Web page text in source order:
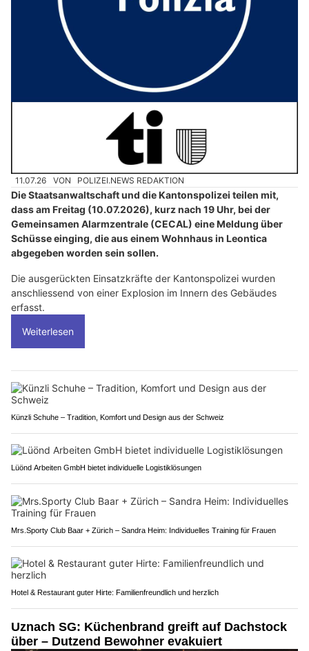
11.07.26 VON POLIZEI.NEWS REDAKTION
Die Staatsanwaltschaft und die Kantonspolizei teilen mit,
dass am Freitag (10.07.2026), kurz nach 19 Uhr, bei der
Gemeinsamen Alarmzentrale (CECAL) eine Meldung über
Schüsse einging, die aus einem Wohnhaus in Leontica
abgegeben worden sein sollen.
Die ausgerückten Einsatzkräfte der Kantonspolizei wurden
anschliessend von einer Explosion im Innern des Gebäudes
erfasst.
Weiterlesen
Künzli Schuhe – Tradition, Komfort und Design aus der Schweiz
Lüönd Arbeiten GmbH bietet individuelle Logistiklösungen
Mrs.Sporty Club Baar + Zürich – Sandra Heim: Individuelles Training für Frauen
Hotel & Restaurant guter Hirte: Familienfreundlich und herzlich
Uznach SG: Küchenbrand greift auf Dachstock
über – Dutzend Bewohner evakuiert